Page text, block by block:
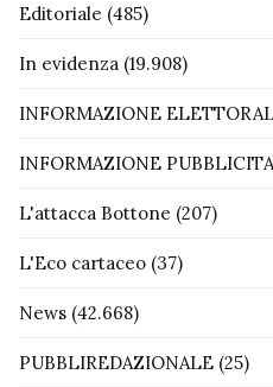
Editoriale (485)
In evidenza (19.908)
INFORMAZIONE
INFORMAZIONE
L'attacca Bottone (207)
L'Eco cartaceo (37)
News (42.668)
PUBBLIREDAZIONALE (25)